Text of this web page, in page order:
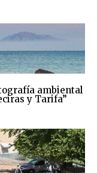
ambiental
y Tarifa”